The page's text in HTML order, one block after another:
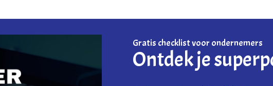
Gratis checklist voor ondernemers
Ontdek je